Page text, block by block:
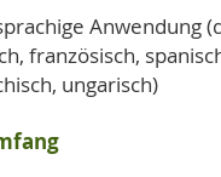
Anwendung
französisch,
ungarisch)